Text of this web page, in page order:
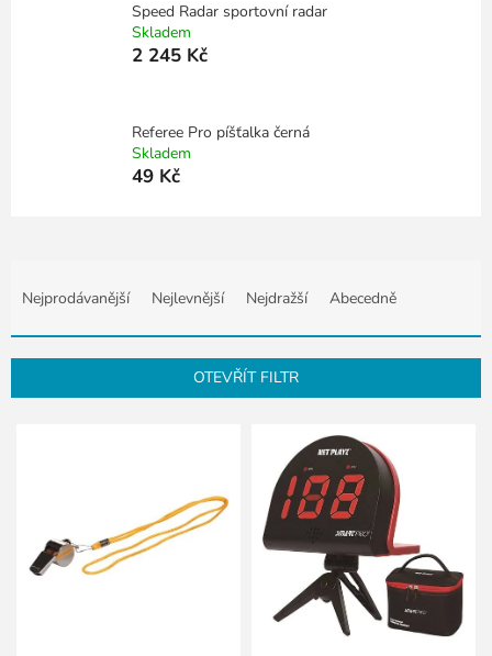
Speed Radar sportovní radar
Skladem
2 245 Kč
Referee Pro píšťalka černá
Skladem
49 Kč
e
n
í
Nejprodávanější Nejlevnější Nejdražší Abecedně
OTEVŘÍT FILTR